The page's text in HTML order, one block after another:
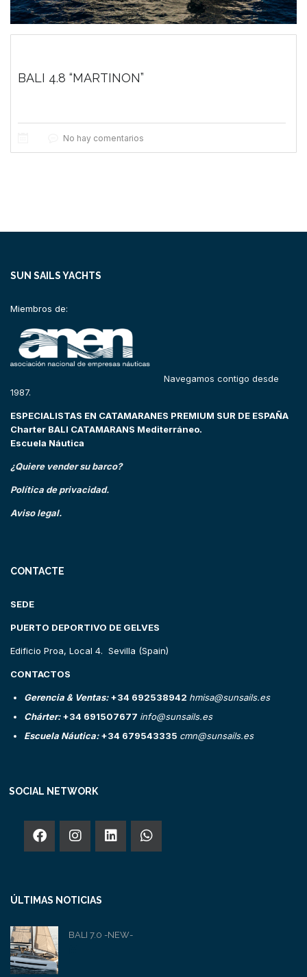
BALI 4.8 “MARTINON”
No hay comentarios
SUN SAILS YACHTS
Miembros de:
Navegamos contigo desde
1987.
ESPECIALISTAS EN CATAMARANES PREMIUM SUR DE ESPAÑA
Charter BALI CATAMARANS Mediterráneo.
Escuela Náutica
¿Quiere vender su barco?
Política de privacidad.
Aviso legal.
CONTACTE
SEDE
PUERTO DEPORTIVO DE GELVES
Edificio Proa, Local 4. Sevilla (Spain)
CONTACTOS
Gerencia & Ventas:+34 692538942 hmisa@sunsails.es
Chárter:+34 691507677 info@sunsails.es
Escuela Náutica:+34 679543335 cmn@sunsails.es
SOCIAL NETWORK
ÚLTIMAS NOTICIAS
BALI 7.0 -NEW-